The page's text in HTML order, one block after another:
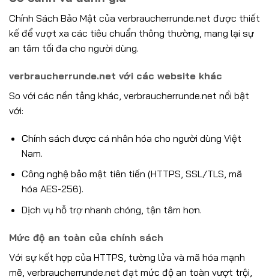
Chính Sách Bảo Mật của verbraucherrunde.net được thiết
kế để vượt xa các tiêu chuẩn thông thường, mang lại sự
an tâm tối đa cho người dùng.
verbraucherrunde.net với các website khác
So với các nền tảng khác, verbraucherrunde.net nổi bật
với:
Chính sách được cá nhân hóa cho người dùng Việt
Nam.
Công nghệ bảo mật tiên tiến (HTTPS, SSL/TLS, mã
hóa AES-256).
Dịch vụ hỗ trợ nhanh chóng, tận tâm hơn.
Mức độ an toàn của chính sách
Với sự kết hợp của HTTPS, tường lửa và mã hóa mạnh
mẽ, verbraucherrunde.net đạt mức độ an toàn vượt trội,